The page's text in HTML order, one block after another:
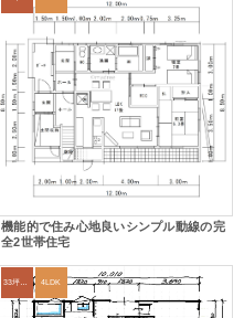
機能的で住み心地良いシンプル動線の完
全2世帯住宅
33坪～36坪 4LDK